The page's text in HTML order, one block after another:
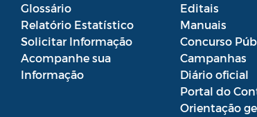
Glossário
Relatório Estatístico
Solicitar Informação
Acompanhe sua
Informação
Editais
Manuais
Concurso
Campanhas
Diário oficial
Portal do
Orientação